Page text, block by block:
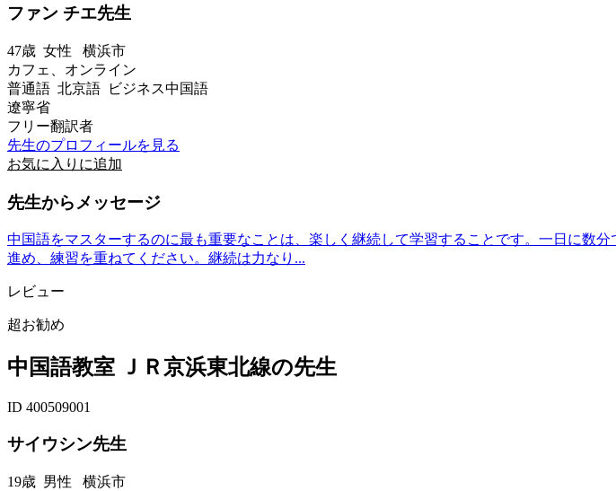
ファン チエ先生
47歳 女性 横浜市
カフェ、オンライン
普通語 北京語 ビジネス中国語
遼寧省
フリー翻訳者
先生のプロフィールを見る
お気に入りに追加
先生からメッセージ
中国語をマスターするのに最も重要なことは、楽しく継続して学習することです。一日に数
進め、練習を重ねてください。継続は力なり...
レビュー
超お勧め
中国語教室 ＪＲ京浜東北線の先生
ID 400509001
サイウシン先生
19歳 男性 横浜市